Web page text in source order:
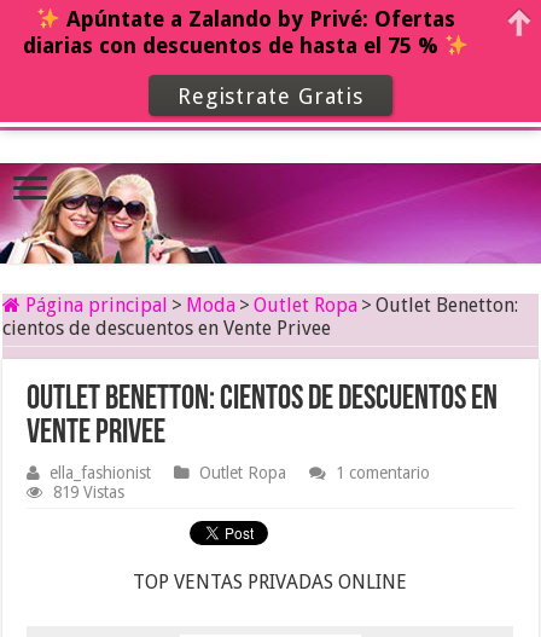
Página principal > Moda > Outlet Ropa > Outlet Benetton:
cientos de descuentos en Vente Privee
Outlet Benetton: cientos de descuentos en
Vente Privee
ella_fashionist Outlet Ropa
1 comentario
819 Vistas
TOP VENTAS PRIVADAS ONLINE
Apúntate a Zalando by Privé: Ofertas
diarias con descuentos de hasta el 75 %
Registrate Gratis